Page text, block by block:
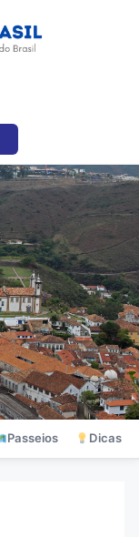
Passeios Dicas